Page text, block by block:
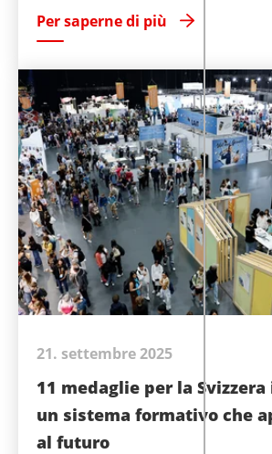
Per saperne di più
21. settembre 2025
11 medaglie per la
un sistema formativo che
al futuro